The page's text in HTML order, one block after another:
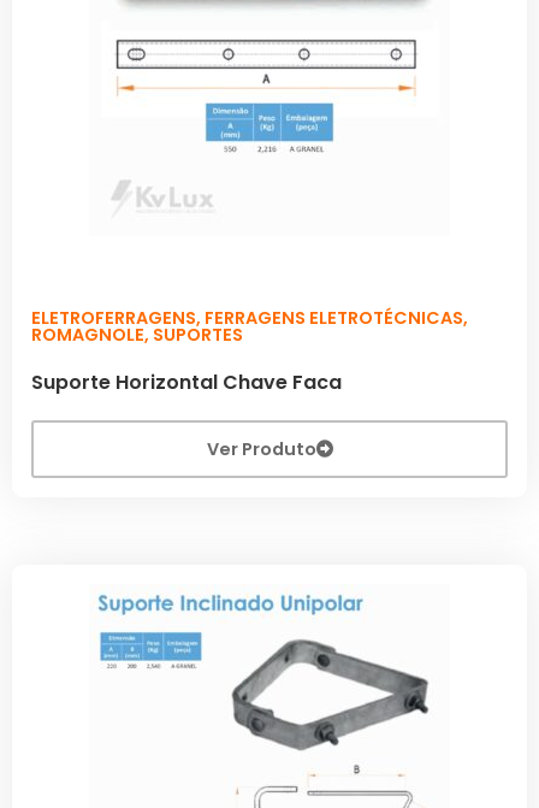
ELETROFERRAGENS, FERRAGENS ELETROTÉCNICAS,
ROMAGNOLE, SUPORTES
Suporte Horizontal Chave Faca
Ver Produto